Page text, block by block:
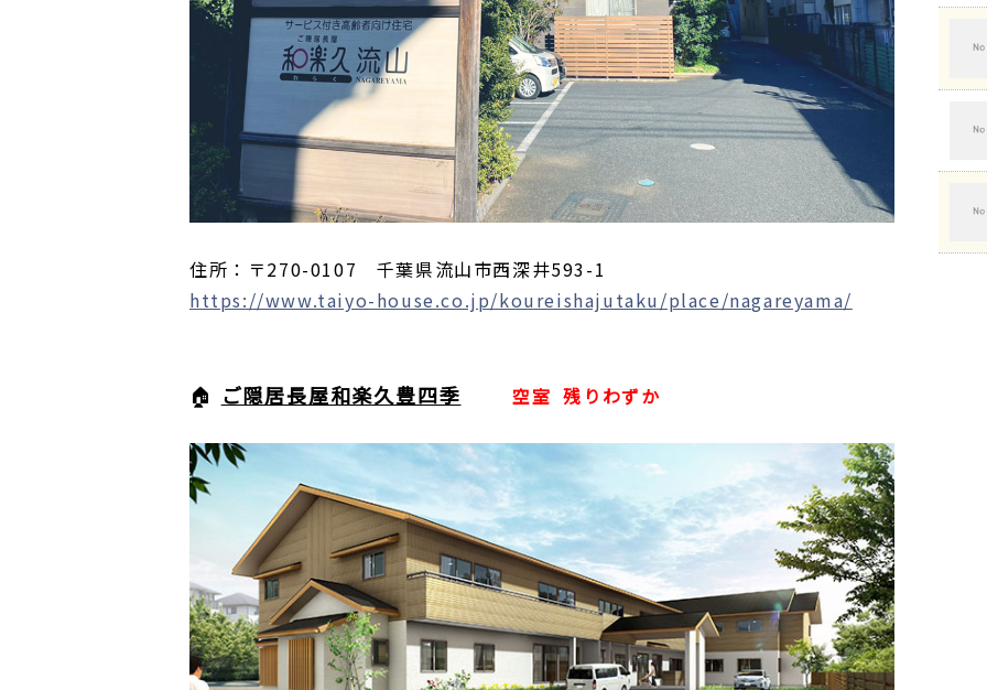
住所：〒270-0107 千葉県流山市西深井593-1
https://www.taiyo-house.co.jp/koureishajutaku/place/nagareyama/
🏠 ご隠居長屋和楽久豊四季 空室 残りわずか